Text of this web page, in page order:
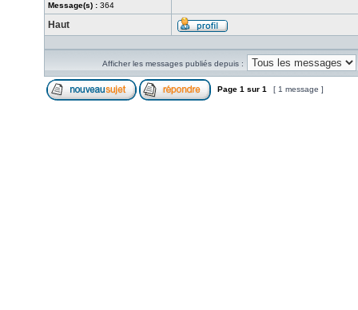
Message(s) : 364
Haut
Afficher les messages publiés depuis :
Page 1 sur 1 [ 1 message ]